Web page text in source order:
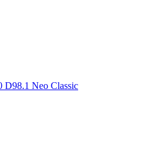
D98.1 Neo Classic